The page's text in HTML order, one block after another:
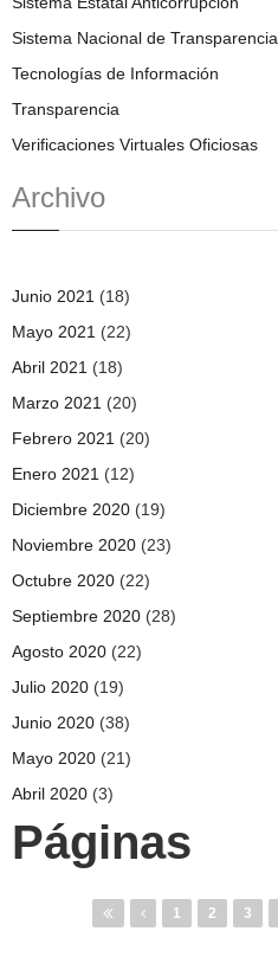
Sistema Nacional de Transparencia
Tecnologías de Información
Transparencia
Verificaciones Virtuales Oficiosas
Archivo
Junio 2021 (18)
Mayo 2021 (22)
Abril 2021 (18)
Marzo 2021 (20)
Febrero 2021 (20)
Enero 2021 (12)
Diciembre 2020 (19)
Noviembre 2020 (23)
Octubre 2020 (22)
Septiembre 2020 (28)
Agosto 2020 (22)
Julio 2020 (19)
Junio 2020 (38)
Mayo 2020 (21)
Abril 2020 (3)
Páginas
1 2 3